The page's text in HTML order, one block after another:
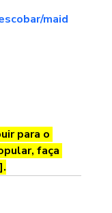
maid
para o
faça